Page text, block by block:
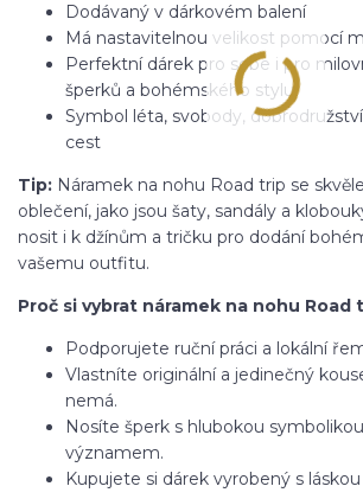
Dodávaný v dárkovém balení
Má nastavitelnou velikost pomocí
Perfektní dárek pro sebe i pro
šperků a bohémského stylu
Symbol léta, svobody,
cest
Tip: Náramek na nohu Road trip se
oblečení, jako jsou šaty, sandály a
nosit i k džínům a tričku pro dodání
vašemu outfitu.
Proč si vybrat náramek na nohu Road
Podporujete ruční práci a lokální
Vlastníte originální a jedinečný
nemá.
Nosíte šperk s hlubokou
významem.
Kupujete si dárek vyrobený s láskou